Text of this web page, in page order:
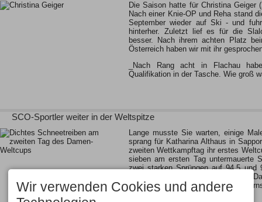
Die Saison hatte für Christina Geiger
Nach einer Knie-OP und Reha stand
September wieder auf Ski - und
hinterher. Zuletzt lief es für die
besser. Nach ihrem achten Platz
Österreich haben wir mit ihr
_Nach Rang acht in Flachau
Qualifikation in der Tasche. Wie groß
SCO-Sportler weiter in der Weltspitze
Lange musste Sie warten, einige
sprang für Katharina Althaus in
zweiten Wettkampftag ihr erstes
sieben am ersten Tag untermauerte
zwei starken Sprüngen auf 94,5 und
drei in der Endabrechnung, noch vor
Die zweite Oberstdorferin Gianina
15 und 23…
Wir verwenden Cookies und andere